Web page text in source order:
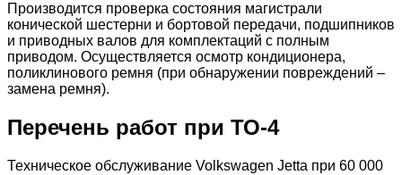
Производится проверка состояния магистрали
конической шестерни и бортовой передачи, подшипников
и приводных валов для комплектаций с полным
приводом. Осуществляется осмотр кондиционера,
поликлинового ремня (при обнаружении повреждений –
замена ремня).
Перечень работ при ТО-4
Техническое обслуживание Volkswagen Jetta при 60 000